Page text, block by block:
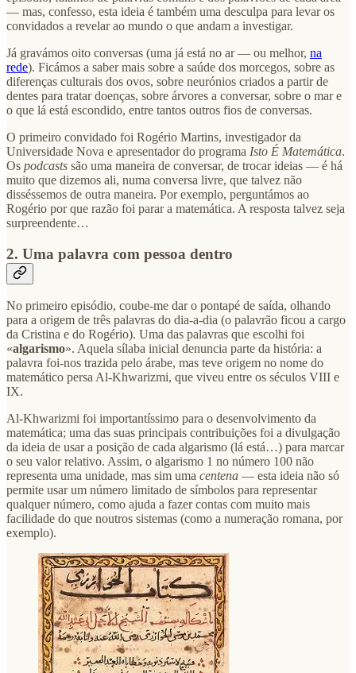
— mas, confesso, esta ideia é também uma desculpa para levar os
convidados a revelar ao mundo o que andam a investigar.
Já gravámos oito conversas (uma já está no ar — ou melhor, na
rede). Ficámos a saber mais sobre a saúde dos morcegos, sobre as
diferenças culturais dos ovos, sobre neurónios criados a partir de
dentes para tratar doenças, sobre árvores a conversar, sobre o mar e
o que lá está escondido, entre tantos outros fios de conversas.
O primeiro convidado foi Rogério Martins, investigador da
Universidade Nova e apresentador do programa Isto É Matemática.
Os podcasts são uma maneira de conversar, de trocar ideias — é há
muito que dizemos ali, numa conversa livre, que talvez não
disséssemos de outra maneira. Por exemplo, perguntámos ao
Rogério por que razão foi parar a matemática. A resposta talvez seja
surpreendente…
2. Uma palavra com pessoa dentro
No primeiro episódio, coube-me dar o pontapé de saída, olhando
para a origem de três palavras do dia-a-dia (o palavrão ficou a cargo
da Cristina e do Rogério). Uma das palavras que escolhi foi
«algarismo». Aquela sílaba inicial denuncia parte da história: a
palavra foi-nos trazida pelo árabe, mas teve origem no nome do
matemático persa Al-Khwarizmi, que viveu entre os séculos VIII e
IX.
Al-Khwarizmi foi importantíssimo para o desenvolvimento da
matemática; uma das suas principais contribuições foi a divulgação
da ideia de usar a posição de cada algarismo (lá está…) para marcar
o seu valor relativo. Assim, o algarismo 1 no número 100 não
representa uma unidade, mas sim uma centena — esta ideia não só
permite usar um número limitado de símbolos para representar
qualquer número, como ajuda a fazer contas com muito mais
facilidade do que noutros sistemas (como a numeração romana, por
exemplo).